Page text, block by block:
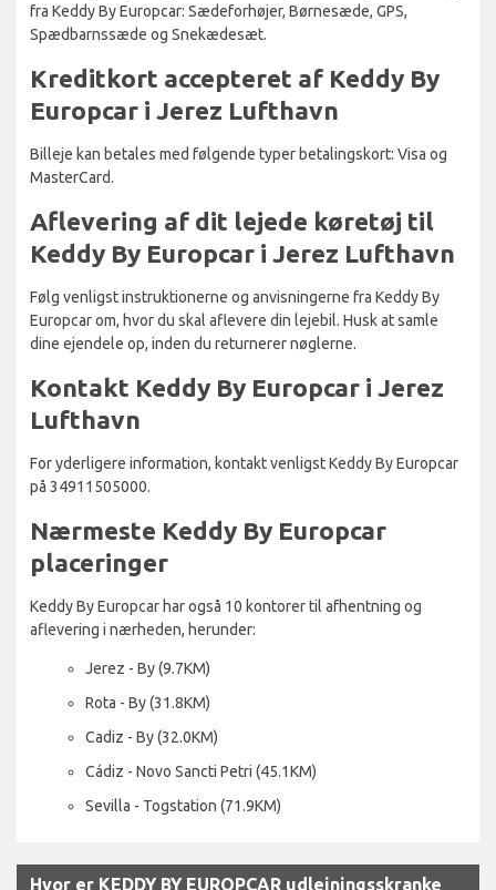
fra Keddy By Europcar: Sædeforhøjer, Børnesæde, GPS,
Spædbarnssæde og Snekædesæt.
Kreditkort accepteret af Keddy By
Europcar i Jerez Lufthavn
Billeje kan betales med følgende typer betalingskort: Visa og
MasterCard.
Aflevering af dit lejede køretøj til
Keddy By Europcar i Jerez Lufthavn
Følg venligst instruktionerne og anvisningerne fra Keddy By
Europcar om, hvor du skal aflevere din lejebil. Husk at samle
dine ejendele op, inden du returnerer nøglerne.
Kontakt Keddy By Europcar i Jerez
Lufthavn
For yderligere information, kontakt venligst Keddy By Europcar
på 34911505000.
Nærmeste Keddy By Europcar
placeringer
Keddy By Europcar har også 10 kontorer til afhentning og
aflevering i nærheden, herunder:
Jerez - By (9.7KM)
Rota - By (31.8KM)
Cadiz - By (32.0KM)
Cádiz - Novo Sancti Petri (45.1KM)
Sevilla - Togstation (71.9KM)
Hvor er KEDDY BY EUROPCAR udlejningsskranke